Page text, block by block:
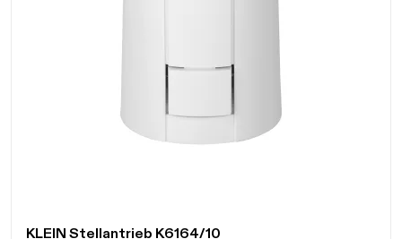
KLEIN Stellantrieb K6164/10